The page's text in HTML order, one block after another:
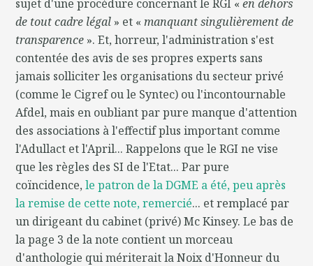
sujet d'une procédure concernant le RGI «en dehors
de tout cadre légal » et « manquant singulièrement de
transparence ». Et, horreur, l'administration s'est
contentée des avis de ses propres experts sans
jamais solliciter les organisations du secteur privé
(comme le Cigref ou le Syntec) ou l'incontournable
Afdel, mais en oubliant par pure manque d'attention
des associations à l'effectif plus important comme
l'Adullact et l'April... Rappelons que le RGI ne vise
que les règles des SI de l'Etat... Par pure
coïncidence,le patron de la DGME a été, peu après
la remise de cette note, remercié... et remplacé par
un dirigeant du cabinet (privé) Mc Kinsey. Le bas de
la page 3 de la note contient un morceau
d'anthologie qui mériterait la Noix d'Honneur du